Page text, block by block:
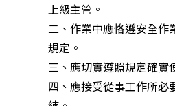
上級主管。
二、作業中應恪遵安全作
規定。
三、應切實遵照規定確實
四、應接受從事工作所必